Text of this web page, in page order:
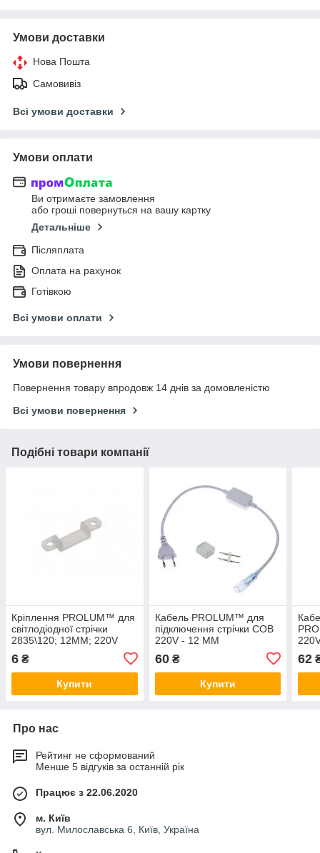
Умови доставки
Нова Пошта
Самовивіз
Всі умови доставки
Умови оплати
Ви отримаєте замовлення
або гроші повернуться на вашу картку
Детальніше
Післяплата
Оплата на рахунок
Готівкою
Всі умови оплати
Умови повернення
Повернення товару впродовж 14 днів за домовленістю
Всі умови повернення
Подібні товари компанії
Кріплення PROLUM™ для
світлодіодної стрічки
2835\120; 12ММ; 220V
6 ₴
Купити
Кабель PROLUM™ для
підключення стрічки СОВ
220V - 12 ММ
60₴
Купити
62
Про нас
Рейтинг не сформований
Менше 5 відгуків за останній рік
Працює з 22.06.2020
м. Київ
вул. Милославська 6, Київ, Україна